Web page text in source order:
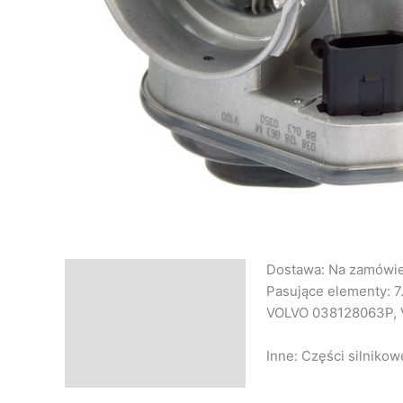
Dostawa: Na
Pasujące elementy:
VOLVO 038128063P,
Inne: Części